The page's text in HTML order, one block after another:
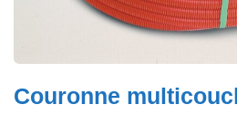
Couronne